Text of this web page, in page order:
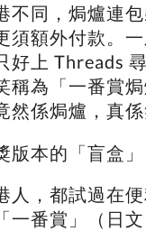
不同，焗爐連
須額外付款。
好上 Threads
稱為「一番賞
係焗爐，真係
本的「盲盒」
人，都試過在
一番賞」（日